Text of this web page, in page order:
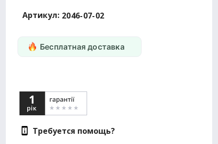
Артикул: 2046-07-02
Бесплатная доставка
Требуется помощь?